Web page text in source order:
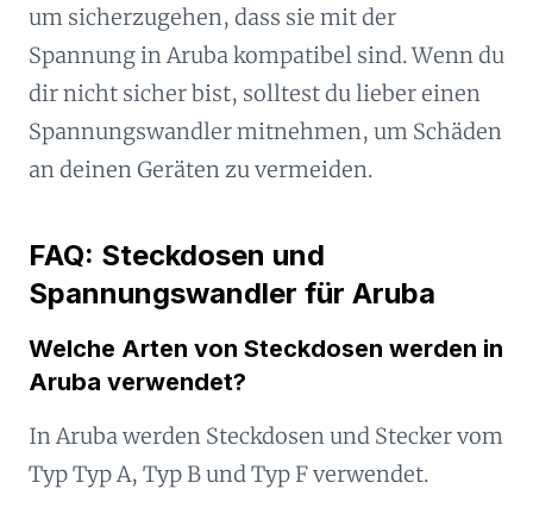
um sicherzugehen, dass sie mit der
Spannung in Aruba kompatibel sind. Wenn du
dir nicht sicher bist, solltest du lieber einen
Spannungswandler mitnehmen, um Schäden
an deinen Geräten zu vermeiden.
FAQ: Steckdosen und
Spannungswandler für Aruba
Welche Arten von Steckdosen werden in
Aruba verwendet?
In Aruba werden Steckdosen und Stecker vom
Typ Typ A, Typ B und Typ F verwendet.